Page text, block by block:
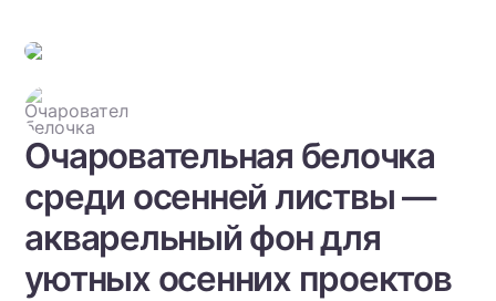
Очаровательная белочка
среди осенней листвы —
акварельный фон для
уютных осенних проектов